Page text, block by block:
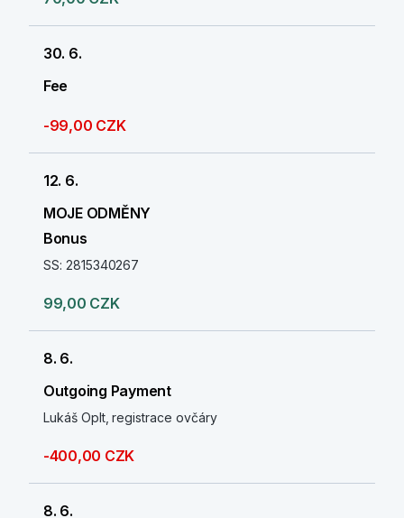
30. 6.
Fee
-99,00 CZK
12. 6.
MOJE ODMĚNY
Bonus
SS: 2815340267
99,00 CZK
8. 6.
Outgoing Payment
Lukáš Oplt, registrace ovčáry
-400,00 CZK
8. 6.